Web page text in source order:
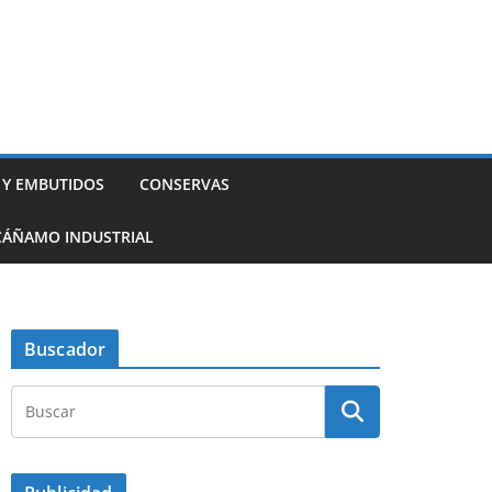
EMBUTIDOS CONSERVAS
INDUSTRIAL
Buscador